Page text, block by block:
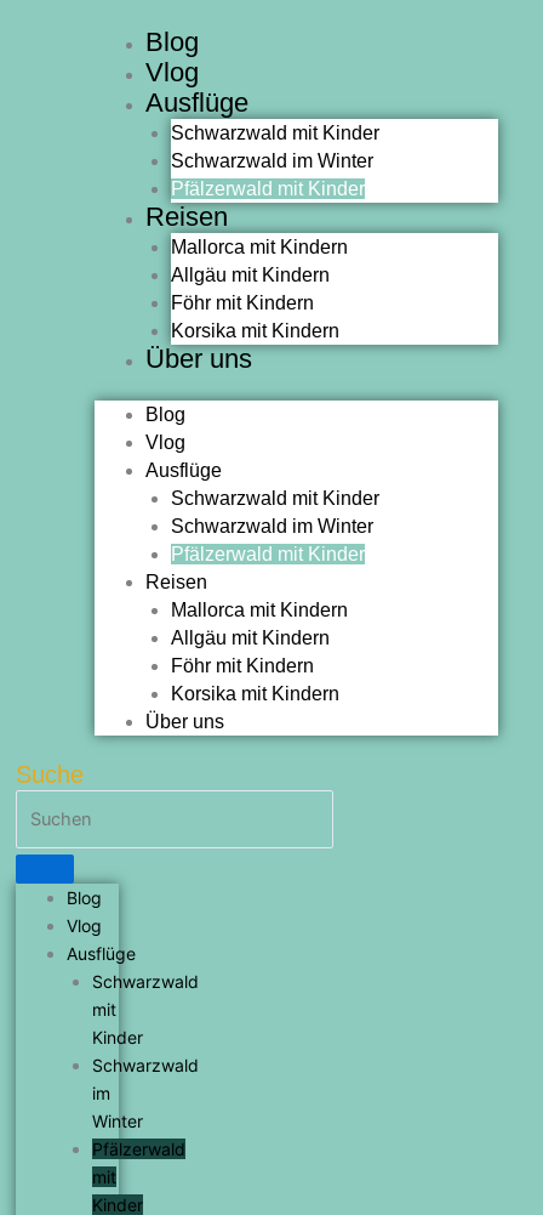
Blog
Vlog
Ausflüge
Schwarzwald mit Kinder
Schwarzwald im Winter
Pfälzerwald mit Kinder
Reisen
Mallorca mit Kindern
Allgäu mit Kindern
Föhr mit Kindern
Korsika mit Kindern
Über uns
Blog
Vlog
Ausflüge
Schwarzwald mit Kinder
Schwarzwald im Winter
Pfälzerwald mit Kinder
Reisen
Mallorca mit Kindern
Allgäu mit Kindern
Föhr mit Kindern
Korsika mit Kindern
Über uns
Suche
Blog
Vlog
Ausflüge
Schwarzwald
mit
Kinder
Schwarzwald
im
Winter
Pfälzerwald
mit
Kinder